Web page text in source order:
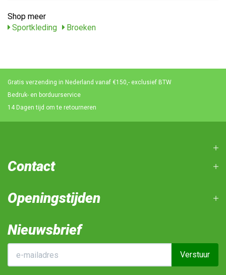
Shop meer
Sportkleding
Broeken
Gratis verzending in Nederland vanaf €150,- exclusief BTW
Bedruk- en borduurservice
14 Dagen tijd om te retourneren
Contact
Openingstijden
Nieuwsbrief
Verstuur